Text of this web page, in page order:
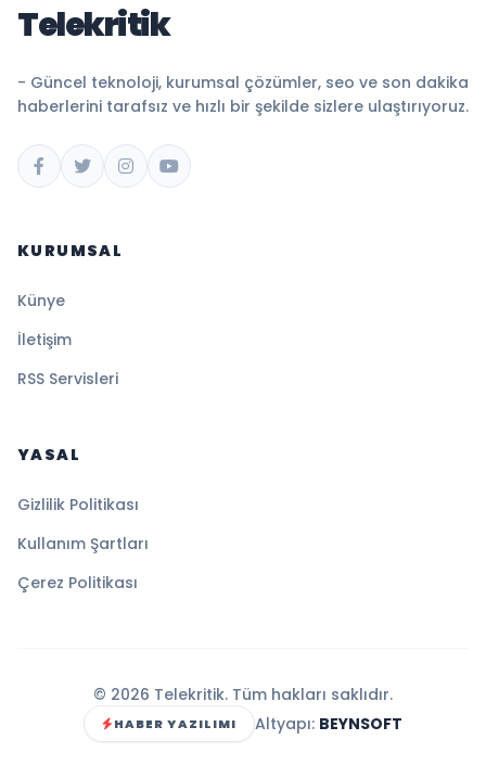
Telekritik
- Güncel teknoloji, kurumsal çözümler, seo ve son dakika
haberlerini tarafsız ve hızlı bir şekilde sizlere ulaştırıyoruz.
KURUMSAL
Künye
İletişim
RSS Servisleri
YASAL
Gizlilik Politikası
Kullanım Şartları
Çerez Politikası
© 2026 Telekritik. Tüm hakları saklıdır.
HABER YAZILIMI Altyapı: BEYNSOFT